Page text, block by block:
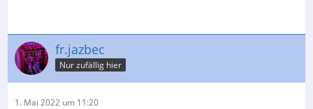
fr.jazbec
Nur zufällig hier
1. Mai 2022 um 11:20